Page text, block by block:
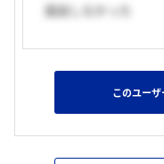
面談しなかった
このユー